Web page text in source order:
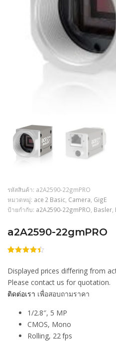
รหัสสินค้า: a2A2590-22gmPRO
หมวดหมู่: ace 2 Basic Camera GigE
ป้ายกำกับ: a2A2590-22gmPRO Basler,
a2A2590-22gmPRO
คะแนน
4.35จาก
5
เต็มบน
ของ
ลูกค้า
Displayed prices differing from
Please contact us for quotation.
ติดต่อเรา เพื่อสอบถามราคา
1/2.8″, 5 MP
CMOS, Mono
Rolling, 22 fps